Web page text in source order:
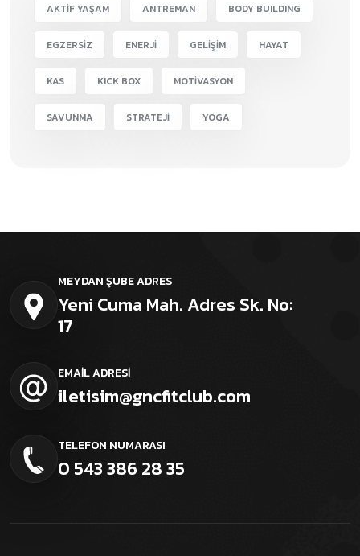
AKTİF YAŞAM ANTREMAN BODY BUILDING
EGZERSİZ ENERJİ GELİŞİM HAYAT
KAS KICK BOX MOTİVASYON
SAVUNMA STRATEJİ YOGA
MEYDAN ŞUBE ADRES
Yeni Cuma Mah. Adres Sk. No:
17
EMAİL ADRESİ
iletisim@gncfitclub.com
TELEFON NUMARASI
0 543 386 28 35